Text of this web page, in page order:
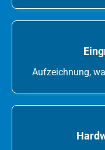
Aufzeichnung,